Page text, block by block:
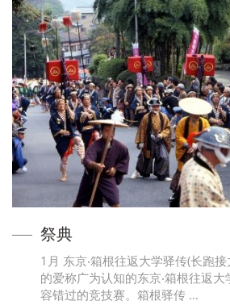
祭典
1月 东京‧箱根往返大学驿传(长跑接力赛) 以「箱根驿传」
的爱称广为认知的东京‧箱根往返
容错过的竞技赛。箱根驿传 …